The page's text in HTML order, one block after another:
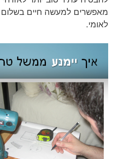
מאפשרים למעשה חיים בשלום
לאומי.